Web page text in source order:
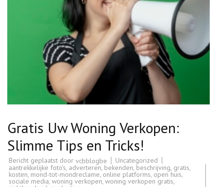
Gratis Uw Woning Verkopen:
Slimme Tips en Tricks!
Bericht geplaatst door vcbblogbe
Uncategorized
aantrekkelijke foto's, adverteren, bekenden, beschrijving, gratis,
kosten, mond-tot-mondreclame, online platforms, open huis,
sociale media, woning verkopen, woning verkopen gratis,